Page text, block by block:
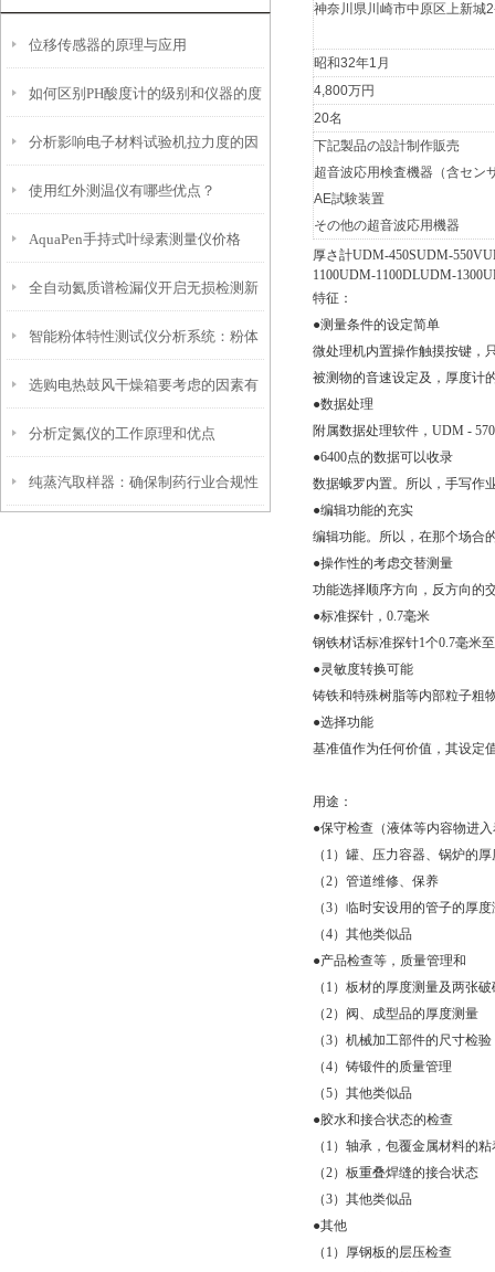
位移传感器的原理与应用
如何区别PH酸度计的级别和仪器的度
分析影响电子材料试验机拉力度的因
素
使用红外测温仪有哪些优点？
​AquaPen手持式叶绿素测量仪价格
全自动氦质谱检漏仪开启无损检测新
篇章
智能粉体特性测试仪分析系统：粉体
研究的得力助手
选购电热鼓风干燥箱要考虑的因素有
哪些
分析定氮仪的工作原理和优点
纯蒸汽取样器：确保制药行业合规性
神奈川県川崎市中原区上新
昭和32年1月
4,800万円
20名
下記製品の設計制作販売
超音波応用検査機器（含セン
AE試験装置
その他の超音波応用機器
厚さ計UDM-450SUDM-
1100UDM-1100DLUDM-
特征：
●测量条件的设定简单
微处理机内置操作触摸按键，
被测物的音速设定及，厚度计
●数据处理
附属数据处理软件，UDM -
●6400点的数据可以收录
数据蛾罗内置。所以，手写作
●编辑功能的充实
编辑功能。所以，在那个场合
●操作性的考虑交替测量
功能选择顺序方向，反方向的
●标准探针，0.7毫米
钢铁材话标准探针1个0.7毫米
●灵敏度转换可能
铸铁和特殊树脂等内部粒子粗
●选择功能
基准值作为任何价值，其设定
用途：
●保守检查（液体等内容物进
（1）罐、压力容器、锅炉的
（2）管道维修、保养
（3）临时安设用的管子的厚
（4）其他类似品
●产品检查等，质量管理和
（1）板材的厚度测量及两张
（2）阀、成型品的厚度测量
（3）机械加工部件的尺寸检验
（4）铸锻件的质量管理
（5）其他类似品
●胶水和接合状态的检查
（1）轴承，包覆金属材料的
（2）板重叠焊缝的接合状态
（3）其他类似品
●其他
（1）厚钢板的层压检查